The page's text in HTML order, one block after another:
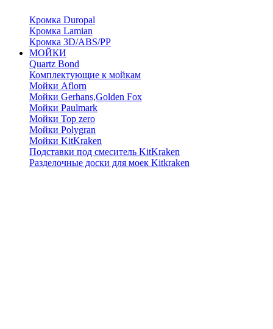
Кромка Duropal
Кромка Lamian
Кромка 3D/ABS/PP
МОЙКИ
Quartz Bond
Комплектующие к мойкам
Мойки Aflorn
Мойки Gerhans,Golden Fox
Мойки Paulmark
Мойки Top zero
Мойки Polygran
Мойки KitKraken
Подставки под смеситель KitKraken
Разделочные доски для моек Kitkraken